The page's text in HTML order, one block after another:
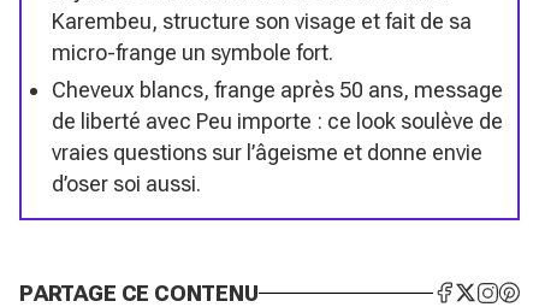
Karembeu, structure son visage et fait de sa
micro-frange un symbole fort.
Cheveux blancs, frange après 50 ans, message
de liberté avec Peu importe : ce look soulève de
vraies questions sur l’âgeisme et donne envie
d’oser soi aussi.
PARTAGE CE CONTENU